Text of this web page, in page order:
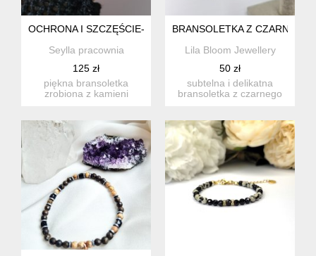
OCHRONA I SZCZĘŚCIE- Z TURMALINEM
Seylla pracownia
125 zł
piękna bransoletka
zrobiona z kamieni
BRANSOLETKA Z CZARNEGO
Lila Bloom Jewellery
50 zł
subtelna i delikatna
bransoletka z czarnego